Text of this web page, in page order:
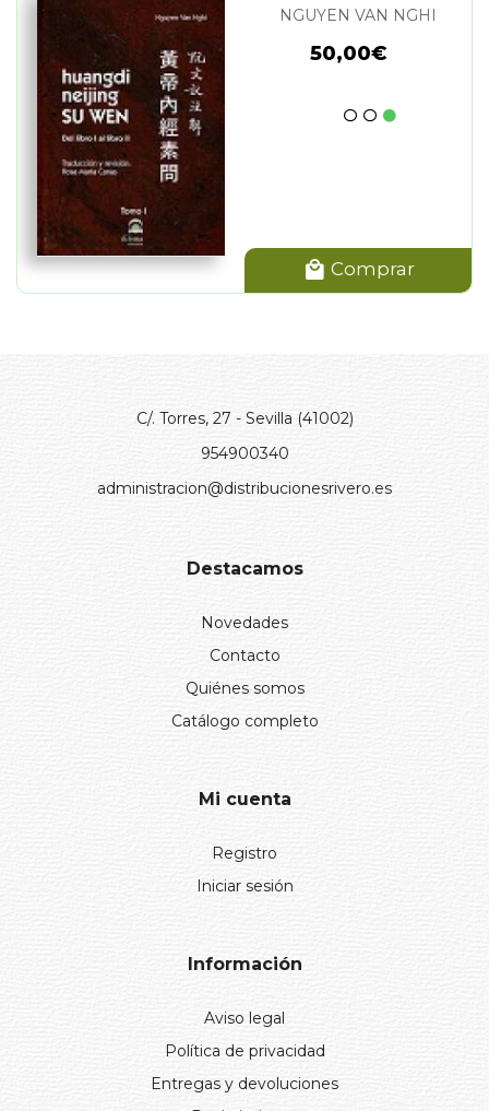
NGUYEN VAN NGHI
50,00€
Comprar
C/. Torres, 27 - Sevilla (41002)
954900340
administracion@distribucionesrivero.es
Destacamos
Novedades
Contacto
Quiénes somos
Catálogo completo
Mi cuenta
Registro
Iniciar sesión
Información
Aviso legal
Política de privacidad
Entregas y devoluciones